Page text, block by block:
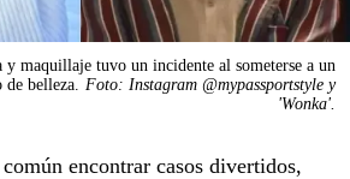
y maquillaje tuvo un incidente al someterse a un
belleza.
Foto: Instagram @mypassportstyle y
'Wonka'.
encontrar casos divertidos,